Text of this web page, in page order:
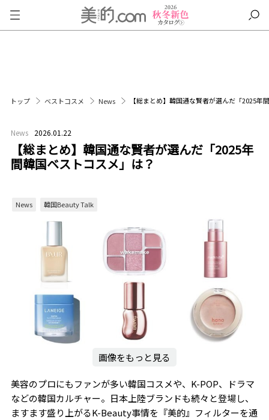
トップ ベストコスメ News 【総まとめ】韓国通な賢者が選んだ「2025年
News 2026.01.22
【総まとめ】韓国通な賢者が選んだ「2025年
間韓国ベストコスメ」は？
News 韓国Beauty Talk
画像をもっと見る
美容のプロにもファンが多い韓国コスメや、K-POP、ドラマ
などの韓国カルチャー。日本上陸ブランドも続々と登場し、
ますます盛り上がるK-Beauty事情を『美的』フィルターを通